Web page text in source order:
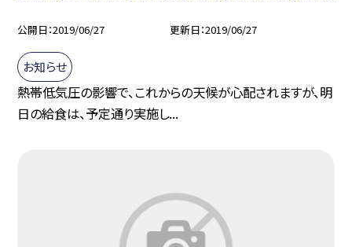
公開日 2019/06/27 更新日 2019/06/27
お知らせ
熱帯低気圧の影響で、これからの天候が心配されますが、明
日の給食は、予定通り実施し...